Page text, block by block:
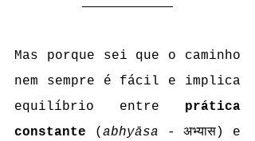
Mas porque sei que o caminho
nem sempre é fácil e implica
equilíbrio entre prática
constante ( abhyāsa -